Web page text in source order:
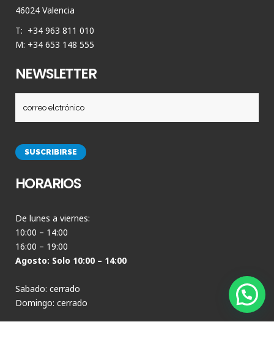
46024 Valencia
T: +34 963 811 010
M: +34 653 148 555
NEWSLETTER
HORARIOS
De lunes a viernes:
10:00 – 14:00
16:00 – 19:00
Agosto: Solo 10:00 – 14:00
Sabado: cerrado
Domingo: cerrado